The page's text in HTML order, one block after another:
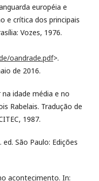
européia e
e crítica dos principais
Vozes, 1976.
oandrade.pdf>.
de 2016.
idade média e no
Rabelais. Tradução de
1987.
São Paulo: Edições
acontecimento. In: